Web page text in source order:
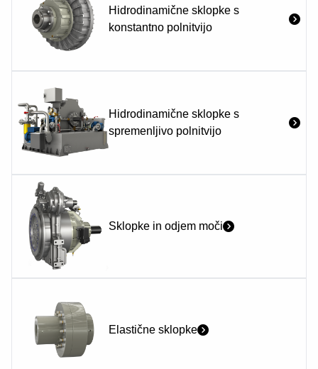
Hidrodinamične sklopke s
konstantno polnitvijo
Hidrodinamične sklopke s
spremenljivo polnitvijo
Sklopke in odjem moči
Elastične sklopke